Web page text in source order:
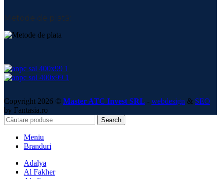
Metode de plată:
Copyright 2026 © Master ATC Invest SRL - webdesign & SEO
by Fantasia.ro
Search
Meniu
Branduri
Adalya
Al Fakher